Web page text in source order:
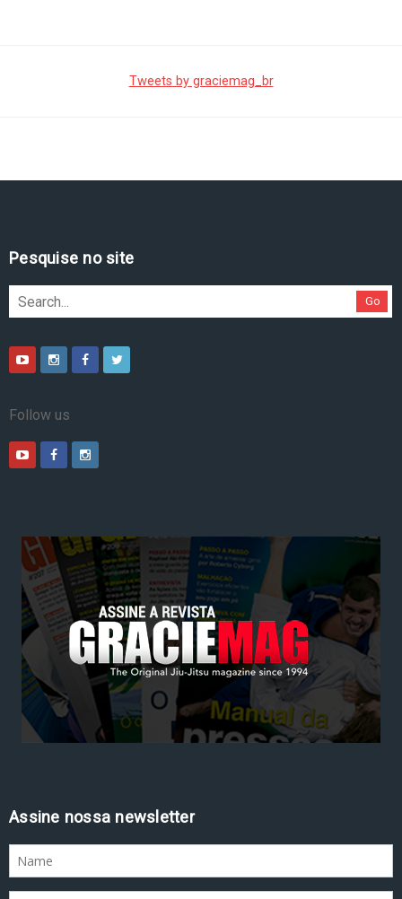
Tweets by graciemag_br
Pesquise no site
Go
Follow us
Assine nossa newsletter